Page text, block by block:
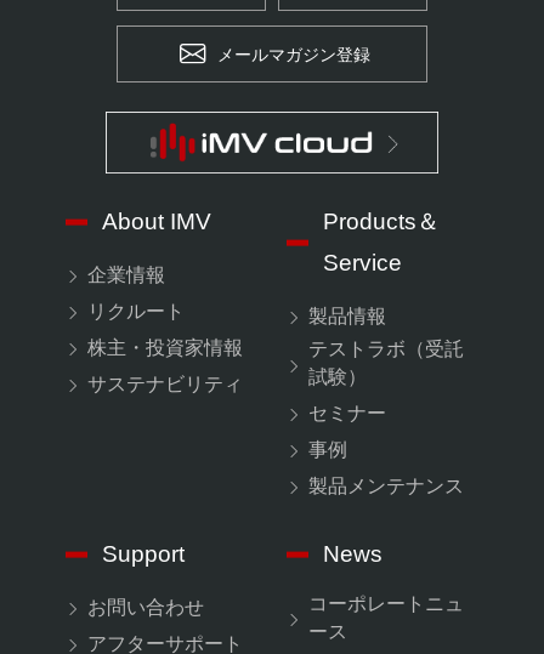
メールマガジン登録
About IMV
企業情報
リクルート
株主・投資家情報
サステナビリティ
Products＆
Service
製品情報
テストラボ（受託
試験）
セミナー
事例
製品メンテナンス
Support
お問い合わせ
アフターサポート
News
コーポレートニュ
ース